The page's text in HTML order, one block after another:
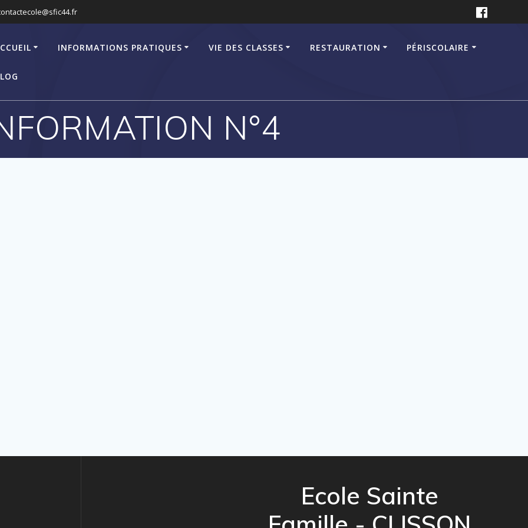
INFORMATIONS PRATIQUES VIE DES CLASSES RESTAURATION PÉRISCOLAIRE
N°4
Ecole Sainte